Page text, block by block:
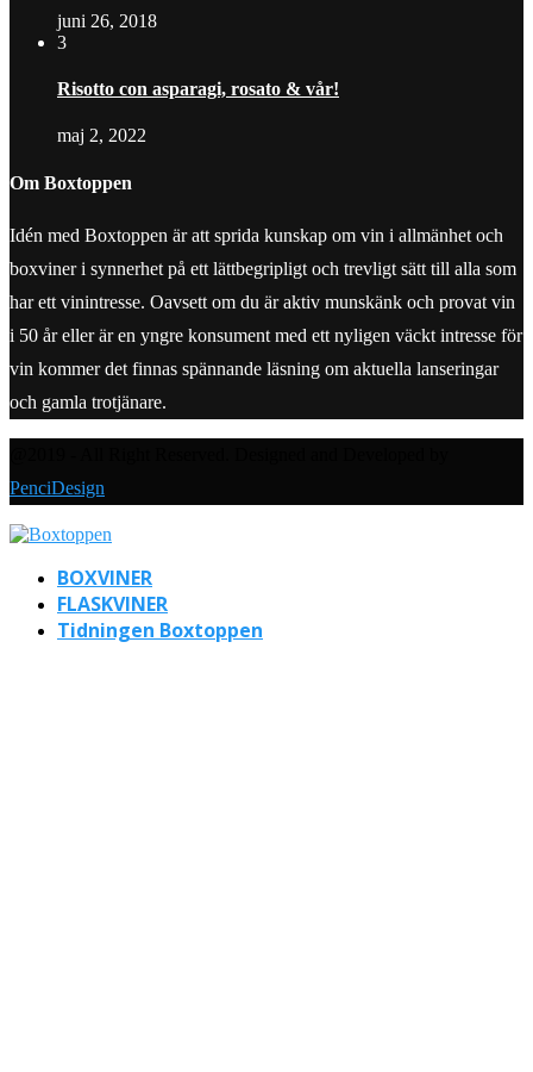
juni 26, 2018
3
Risotto con asparagi, rosato & vår!
maj 2, 2022
Om Boxtoppen
Idén med Boxtoppen är att sprida kunskap om vin i allmänhet och
boxviner i synnerhet på ett lättbegripligt och trevligt sätt till alla som
har ett vinintresse. Oavsett om du är aktiv munskänk och provat vin
i 50 år eller är en yngre konsument med ett nyligen väckt intresse för
vin kommer det finnas spännande läsning om aktuella lanseringar
och gamla trotjänare.
PenciDesign
BOXVINER
FLASKVINER
Tidningen Boxtoppen